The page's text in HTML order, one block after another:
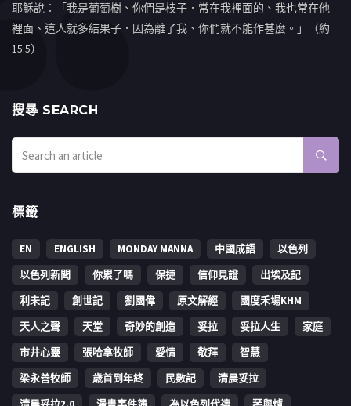
耶穌說：「我是葡萄樹、你們是枝子．常在我裡面的、我也常在他
裡面、這人就多結果子．因為離了我、你們就不能作甚麼。」（約
15:5）
搜㝷 SEARCH
標籤
EN ENGLISH MONDAY MANNA 中國成語
以色列
以色列新聞
你累了嗎 保捷 信仰見證
出埃及記
利未記
創世記 劉國偉 原文解經
國度禾場KHM
天人之聲
天堂 奇妙的創造 妥拉 妥拉人生
家庭
市井心靈
張哈拿牧師 愛情 敬拜
智慧
梁永善牧師
歳首到年終 民數記
清晨妥拉